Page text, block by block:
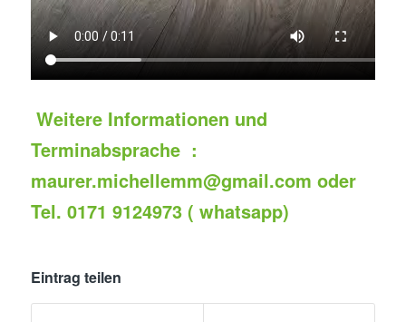
Weitere Informationen und
Terminabsprache :
maurer.michellemm@gmail.com oder
Tel. 0171 9124973 ( whatsapp)
Eintrag teilen